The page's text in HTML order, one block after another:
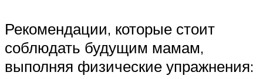
Рекомендации, которые стоит
соблюдать будущим мамам,
выполняя физические упражнения: